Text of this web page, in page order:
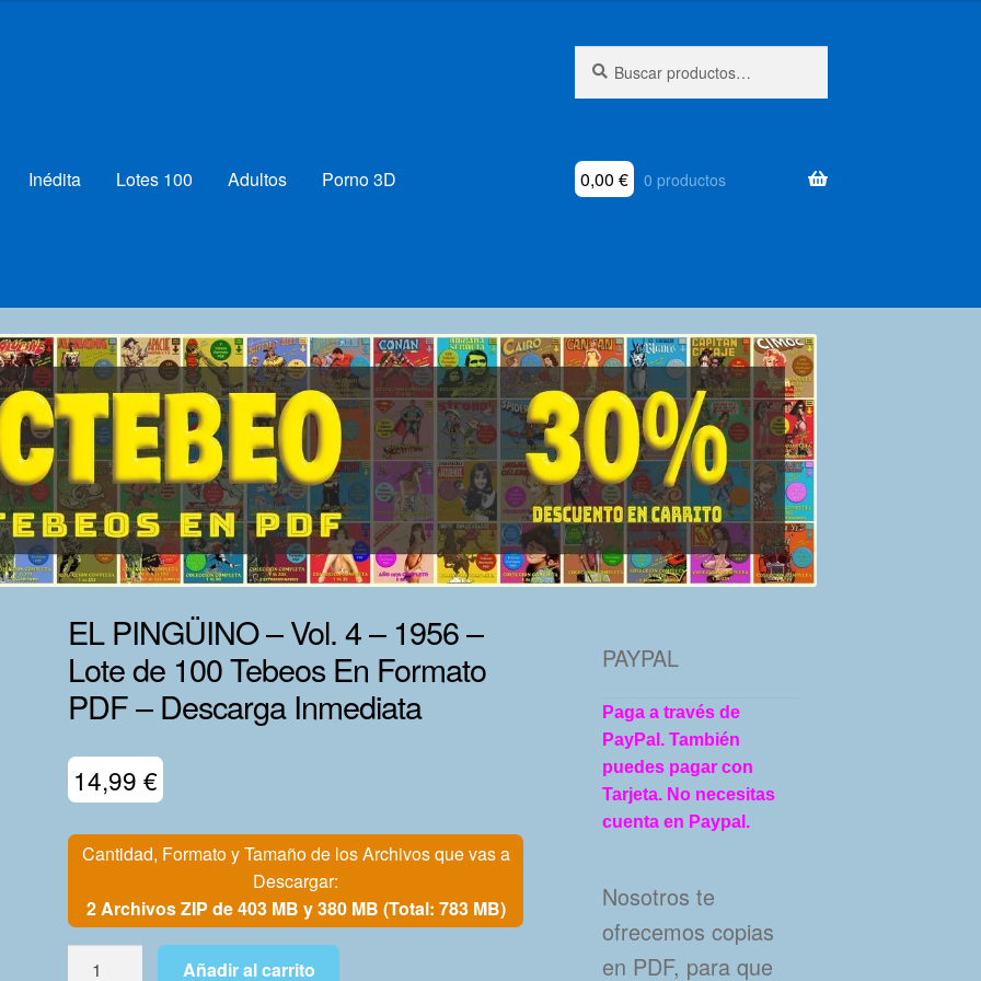
por:
Inédita Lotes 100 Adultos Porno 3D 0,00 € 0 productos
EL PINGÜINO – Vol. 4 – 1956 –
Lote de 100 Tebeos En Formato
PDF – Descarga Inmediata
14,99€
Cantidad, Formato y Tamaño de los Archivos que vas a
Descargar:
2 Archivos ZIP de 403 MB y 380 MB (Total: 783 MB)
Añadir al carrito
PAYPAL
Paga a través de
PayPal. También
puedes pagar con
Tarjeta. No necesitas
cuenta en Paypal.
Nosotros te
ofrecemos copias
en PDF, para que